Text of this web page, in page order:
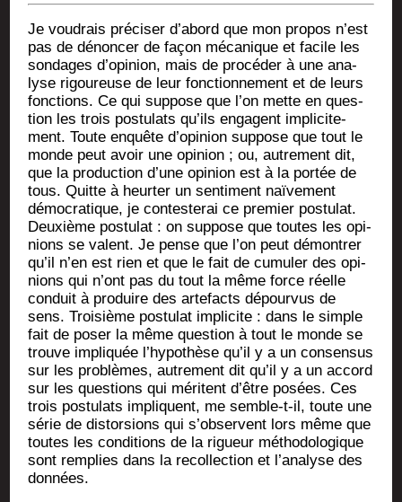
Je vou­drais pré­ci­ser d’abord que mon pro­pos n’est
pas de dénon­cer de façon méca­nique et facile les
son­dages d’opinion, mais de pro­cé­der à une ana­
lyse rigou­reuse de leur fonc­tion­ne­ment et de leurs
fonc­tions. Ce qui sup­pose que l’on mette en ques­
tion les trois pos­tu­lats qu’ils engagent impli­ci­te­
ment. Toute enquête d’opinion sup­pose que tout le
monde peut avoir une opi­nion ; ou, autre­ment dit,
que la pro­duc­tion d’une opi­nion est à la por­tée de
tous. Quitte à heur­ter un sen­ti­ment naï­ve­ment
démo­cra­tique, je contes­te­rai ce pre­mier pos­tu­lat.
Deuxième pos­tu­lat : on sup­pose que toutes les opi­
nions se valent. Je pense que l’on peut démon­trer
qu’il n’en est rien et que le fait de cumu­ler des opi­
nions qui n’ont pas du tout la même force réelle
conduit à pro­duire des arte­facts dépour­vus de
sens. Troi­sième pos­tu­lat impli­cite : dans le simple
fait de poser la même ques­tion à tout le monde se
trouve impli­quée l’hypothèse qu’il y a un consen­sus
sur les pro­blèmes, autre­ment dit qu’il y a un accord
sur les ques­tions qui méritent d’être posées. Ces
trois pos­tu­lats impliquent, me semble-t-il, toute une
série de dis­tor­sions qui s’observent lors même que
toutes les condi­tions de la rigueur métho­do­lo­gique
sont rem­plies dans la recol­lec­tion et l’analyse des
données.